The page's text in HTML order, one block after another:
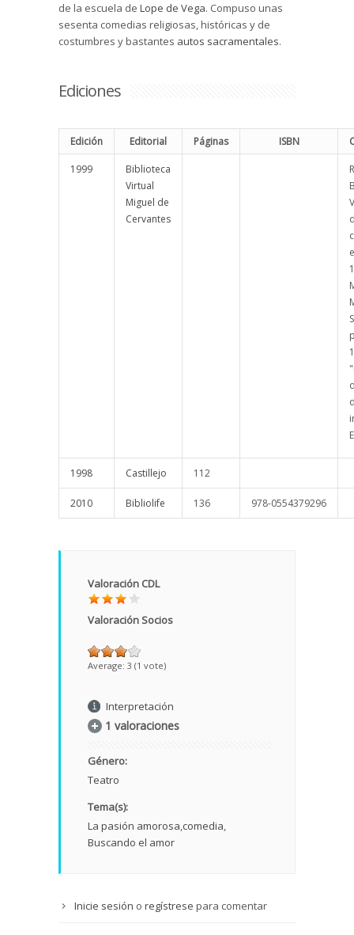
de la escuela de Lope de Vega. Compuso unas
sesenta comedias religiosas, históricas y de
costumbres y bastantes autos sacramentales.
Ediciones
Edición Editorial Páginas ISBN
1999
Biblioteca
Virtual
Miguel de
Cervantes
1998 Castillejo 112
2010 Bibliolife 136 978-0554379296
Valoración CDL
Valoración Socios
Average: 3 (1 vote)
Interpretación
1 valoraciones
Género:
Teatro
Tema(s):
La pasión amorosa comedia
Buscando el amor
Inicie sesión o regístrese para comentar